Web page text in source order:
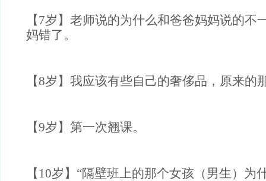
【7岁】老师说的为什么和爸爸妈妈说的不
妈错了。
【8岁】我应该有些自己的奢侈品，原来的
【9岁】第一次翘课。
【10岁】“隔壁班上的那个女孩（男生）为